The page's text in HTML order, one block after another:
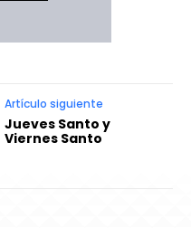
Artículo siguiente
Jueves Santo y
Viernes Santo